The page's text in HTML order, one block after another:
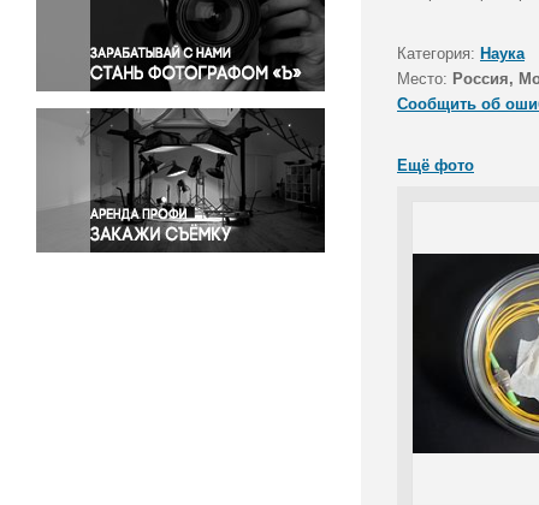
Правосудие
Происшествия и конфликты
Религия
Светская жизнь
Спорт
Экология
Экономика и бизнес
Категория: Наука
Место: Россия,
Сообщить об
Ещё фото